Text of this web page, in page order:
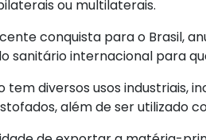
ou multilaterais.
conquista para o Brasil,
sanitário internacional para
tem diversos usos industriais,
além de ser utilizado